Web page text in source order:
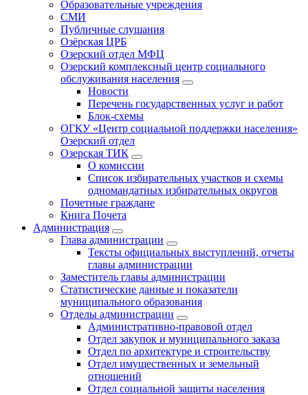
Образовательные учреждения
СМИ
Публичные слушания
Озёрская ЦРБ
Озерский отдел МФЦ
Озерский комплексный центр социального
обслуживания населения
Новости
Перечень государственных услуг и работ
Блок-схемы
ОГКУ «Центр социальной поддержки населения»
Озерский отдел
Озерская ТИК
О комиссии
Список избирательных участков и схемы
одномандатных избирательных округов
Почетные граждане
Книга Почета
Администрация
Глава администрации
Тексты официальных выступлений, отчеты
главы администрации
Заместитель главы администрации
Статистические данные и показатели
муниципального образования
Отделы администрации
Административно-правовой отдел
Отдел закупок и муниципального заказа
Отдел по архитектуре и строительству
Отдел имущественных и земельный
отношений
Отдел социальной защиты населения